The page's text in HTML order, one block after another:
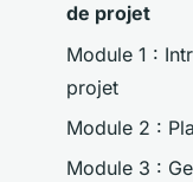
de projet
Module 1 :
projet
Module 2 :
Module 3 :